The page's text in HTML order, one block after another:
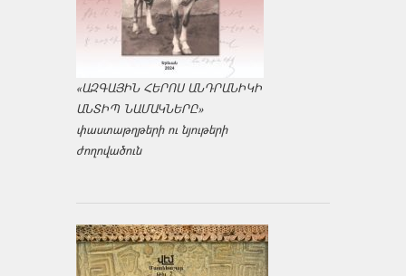
«ԱԶԳԱՅԻՆ ՀԵՐՈՍ ԱՆԴՐԱՆԻԿԻ
ԱՆՏԻՊ ՆԱՄԱԿՆԵՐԸ»
փաստաթղթերի ու նյութերի
ժողովածուն